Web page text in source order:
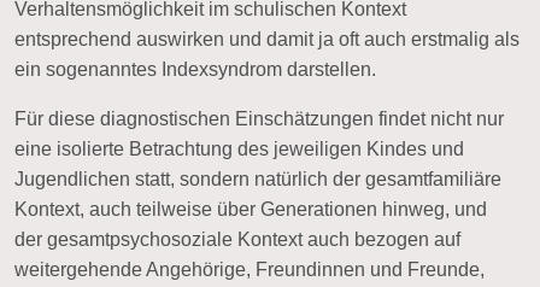
Verhaltensmöglichkeit im schulischen Kontext
entsprechend auswirken und damit ja oft auch erstmalig als
ein sogenanntes Indexsyndrom darstellen.
Für diese diagnostischen Einschätzungen findet nicht nur
eine isolierte Betrachtung des jeweiligen Kindes und
Jugendlichen statt, sondern natürlich der gesamtfamiliäre
Kontext, auch teilweise über Generationen hinweg, und
der gesamtpsychosoziale Kontextauch bezogen auf
weitergehende Angehörige, Freundinnen und Freunde,